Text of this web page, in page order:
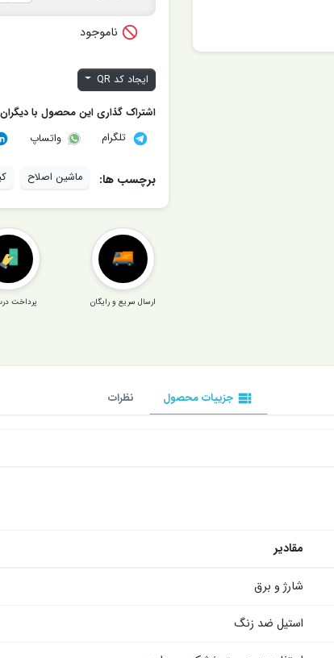
 ناموجود
ایجاد کد QR
اشتراک گذاری این محصول با دیگران
تلگرام
واتساپ
برچسب ها: ماشین اصلاح
ارسال سریع و رایگان پرداخت
view_list جزییات محصول نظرات
مقادیر
شارژ و برق
استیل ضد زنگ